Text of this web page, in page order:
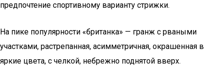
предпочтение спортивному варианту стрижки.
На пике популярности «британка» — гранж с рваными
участками, растрепанная, асимметричная, окрашенная в
яркие цвета, с челкой, небрежно поднятой вверх.